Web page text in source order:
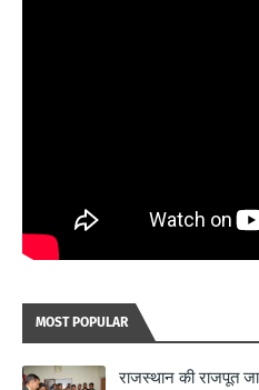
MOST POPULAR
राजस्थान की राजपूत